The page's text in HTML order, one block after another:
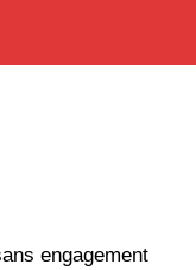
engagement